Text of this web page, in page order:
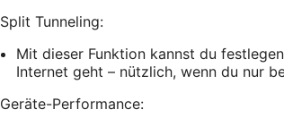
Split Tunneling:
Mit dieser Funktion kannst du
Internet geht – nützlich, wenn du nur
Geräte-Performance: